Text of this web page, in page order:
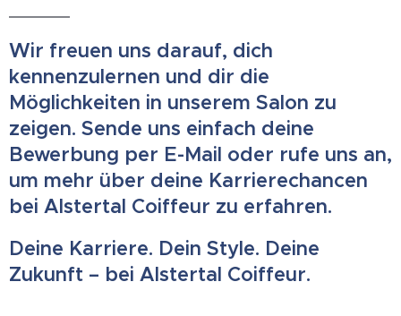
Wir freuen uns darauf, dich
kennenzulernen und dir die
Möglichkeiten in unserem Salon zu
zeigen. Sende uns einfach deine
Bewerbung per E-Mail oder rufe uns an,
um mehr über deine Karrierechancen
bei Alstertal Coiffeur zu erfahren.
Deine Karriere. Dein Style. Deine
Zukunft – bei Alstertal Coiffeur.